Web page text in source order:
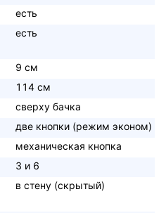
есть
есть
9 см
114 см
сверху бачка
две кнопки (режим эконом)
механическая кнопка
3 и 6
в стену (скрытый)